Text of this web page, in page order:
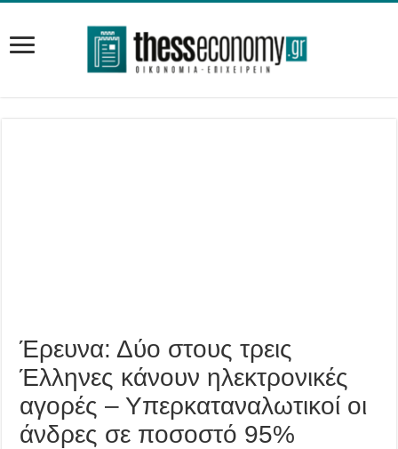
Έρευνα: Δύο στους τρεις
Έλληνες κάνουν ηλεκτρονικές
αγορές – Υπερκαταναλωτικοί οι
άνδρες σε ποσοστό 95%